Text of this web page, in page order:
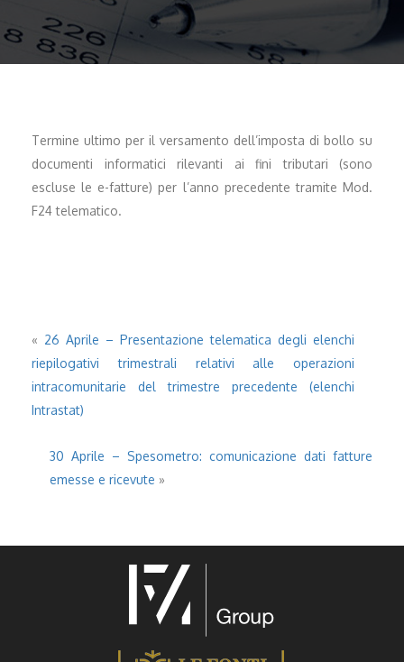
Termine ultimo per il versamento dell’imposta di bollo su
documenti informatici rilevanti ai fini tributari (sono
escluse le e-fatture) per l’anno precedente tramite Mod.
F24 telematico.
« 26 Aprile – Presentazione telematica degli elenchi
riepilogativi trimestrali relativi alle operazioni
intracomunitarie del trimestre precedente (elenchi
Intrastat)
30 Aprile – Spesometro: comunicazione dati fatture
emesse e ricevute »